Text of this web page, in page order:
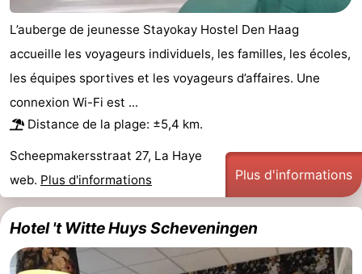
L’auberge de jeunesse Stayokay Hostel Den Haag
accueille les voyageurs individuels, les familles, les écoles,
les équipes sportives et les voyageurs d’affaires. Une
connexion Wi-Fi est ...
Distance de la plage: ±5,4 km.
Scheepmakersstraat 27, La Haye
web. Plus d'informations Plus d'informations
Hotel 't Witte Huys Scheveningen